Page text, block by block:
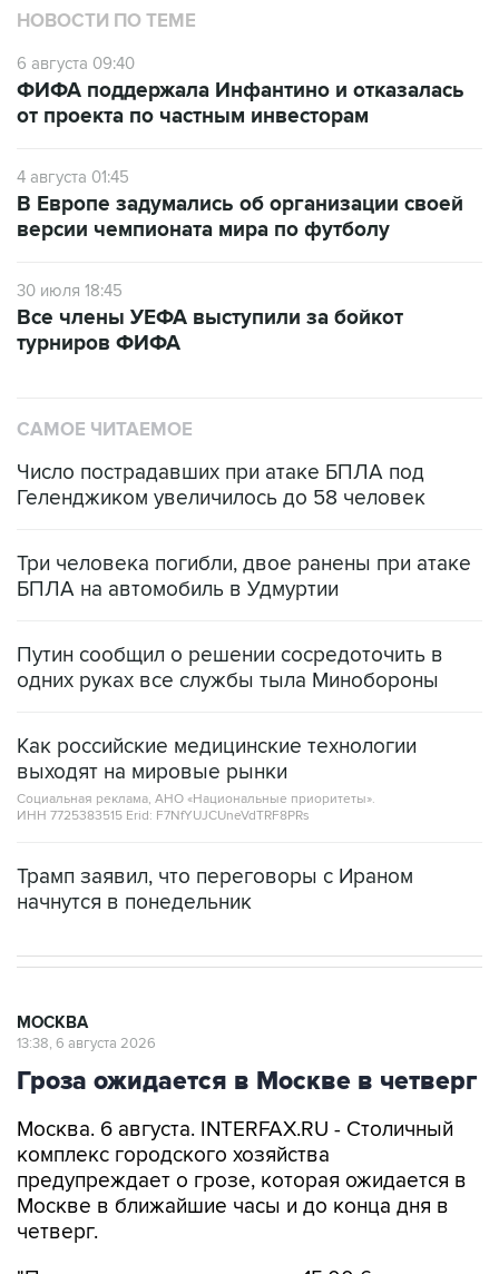
НОВОСТИ ПО ТЕМЕ
6 августа 09:40
ФИФА поддержала Инфантино и отказалась
от проекта по частным инвесторам
4 августа 01:45
В Европе задумались об организации своей
версии чемпионата мира по футболу
30 июля 18:45
Все члены УЕФА выступили за бойкот
турниров ФИФА
САМОЕ ЧИТАЕМОЕ
Число пострадавших при атаке БПЛА под
Геленджиком увеличилось до 58 человек
Три человека погибли, двое ранены при атаке
БПЛА на автомобиль в Удмуртии
Путин сообщил о решении сосредоточить в
одних руках все службы тыла Минобороны
Как российские медицинские технологии
выходят на мировые рынки
Социальная реклама, АНО «Национальные приоритеты».
ИНН 7725383515 Erid: F7NfYUJCUneVdTRF8PRs
Трамп заявил, что переговоры с Ираном
начнутся в понедельник
МОСКВА
13:38, 6 августа 2026
Гроза ожидается в Москве в четверг
Москва. 6 августа. INTERFAX.RU - Столичный
комплекс городского хозяйства
предупреждает о грозе, которая ожидается в
Москве в ближайшие часы и до конца дня в
четверг.